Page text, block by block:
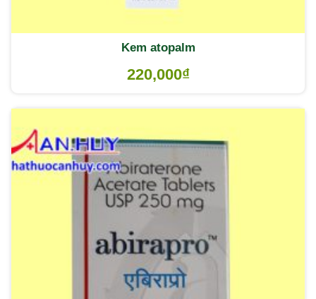
Kem atopalm
220,000₫